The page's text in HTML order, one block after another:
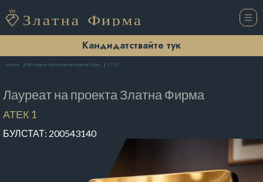
Кандидатствайте тук
Начало Магазини за строителни материали София АТЕК 1
Лауреат на проектаЗлатна Фирма
АТЕК 1
БУЛСТАТ: 200543140